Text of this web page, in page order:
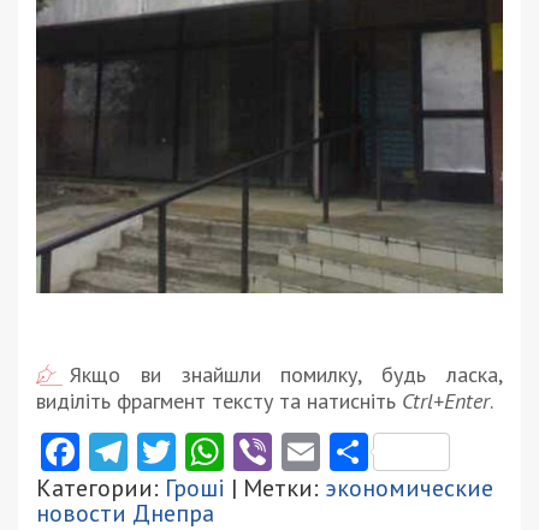
Якщо ви знайшли помилку, будь ласка,
виділіть фрагмент тексту та натисніть Ctrl+Enter.
Facebook
Telegram
Twitter
WhatsApp
ViberEmail
Категории: Гроші | Метки: экономические
новости Днепра